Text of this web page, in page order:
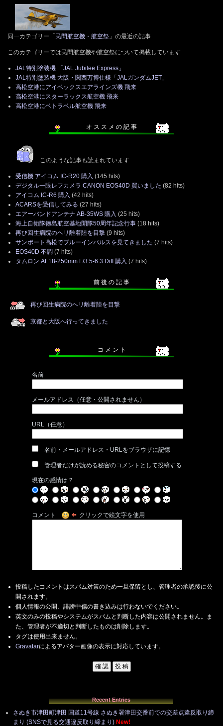
同一カテゴリー「民間航空機・航空祭 」の最近の記事
このカテゴリーでは民間航空機や航空祭について掲載しています
JAL特別塗装機 「JAL Jubilee Express」
JAL特別塗装機 大阪・関西万博仕様「JALガンダムJET」
高松空港にアイベックスエアラインズ機 飛来
高松空港にスターラックス航空機 飛来
高松空港にベトラベル航空機 飛来
オ ス ス メ の 記 事
このような記事も読まれています
受信機 アイコム IC-R20 購入 (145 hits)
デジタル一眼レフカメラ CANON EOS40D 買いました (82 hits)
アイコム IC-R6 購入 (42 hits)
ACARSを受信してみる (27 hits)
エアーバンドアンテナ AB-35WS 購入 (25 hits)
海上自衛隊徳島航空基地開隊50周年記念行事 (18 hits)
再び回生病院のヘリ離着陸を目撃 (9 hits)
サンポート高松でブルーインパルスを見てきました (7 hits)
EOS40D 不調 (7 hits)
タムロン AF18-250mm F/3.5-6.3 DiII 購入 (7 hits)
前 後 の 記 事
再び回生病院のヘリ離着陸を目撃
京都と大阪へ行ってきました
コ メ ン ト
名前
メールアドレス（任意・公開されません）
URL（任意）
名前・メールアドレス・URLをブラウザに記憶
管理者だけが読める秘密のコメントとして投稿する
現在の感情は？
コメント クリックで絵文字を使用
投稿したコメントはスパム対策のため一旦保留とし、管理者の承認後に公
開されます。
個人情報の公開、誹謗中傷の書き込みは行わないでください。
英文のみの投稿やシステムがスパムと判断した内容は公開されません。ま
た、管理者が不適切と判断したものは削除します。
タグは使用出来ません。
Gravatarによるアバター画像の表示に対応しています。
Recent Entries
さぬき市津田町津田 国道11号線 さぬき署津田交番前での交差点違反取り締
まり (SNSで見る交通違反取り締まり) New!